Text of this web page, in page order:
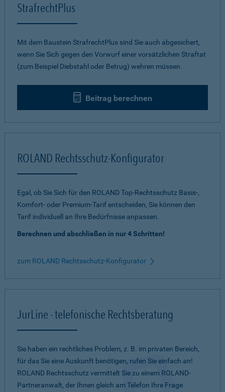
StrafrechtPlus
Mit dem Baustein StrafrechtPlus sind Sie auch abgesichert,
wenn Sie Sich gegen den Vorwurf einer vorsätzlichen Straftat
(zum Beispiel Diebstahl oder Betrug) wehren müssen.
Beitrag berechnen
ROLAND Rechtsschutz-Konfigurator
Egal, ob Sie Sich für den ROLAND Top-Rechtsschutz Basis-,
Komfort- oder Premium-Tarif entscheiden, Sie können den
Tarif individuell an Ihre Bedürfnisse anpassen.
Berechnen und abschließen in nur 4 Schritten!
zum ROLAND Rechtsschutz-Konfigurator
JurLine - telefonische Rechtsberatung
Sie haben ein rechtliches Problem, z. B. im privaten Bereich,
für das Sie eine Auskunft benötigen, rufen Sie einfach an!
ROLAND Rechtsschutz vermittelt Sie zu einem ROLAND-
Partneranwalt, der Ihnen gleich am Telefon Ihre Frage